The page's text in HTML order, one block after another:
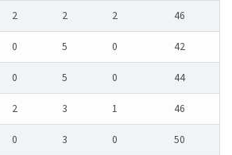
2 2 2
46
0 5 0
42
0 5 0
44
2 3 1
46
0 3 0
50